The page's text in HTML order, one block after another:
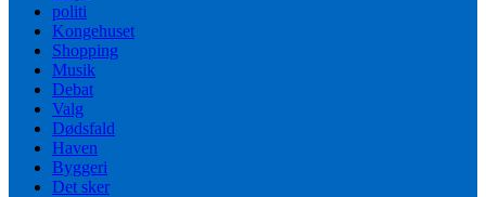
politi
Kongehuset
Shopping
Musik
Debat
Valg
Dødsfald
Haven
Byggeri
Det sker